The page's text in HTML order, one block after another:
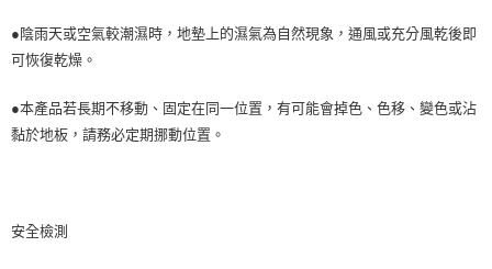
●陰雨天或空氣較潮濕時，地墊上的濕氣為自然現象，通風或充分風乾後即
可恢復乾燥。
●本產品若長期不移動、固定在同一位置，有可能會掉色、色移、變色或沾
黏於地板，請務必定期挪動位置。
安全檢測